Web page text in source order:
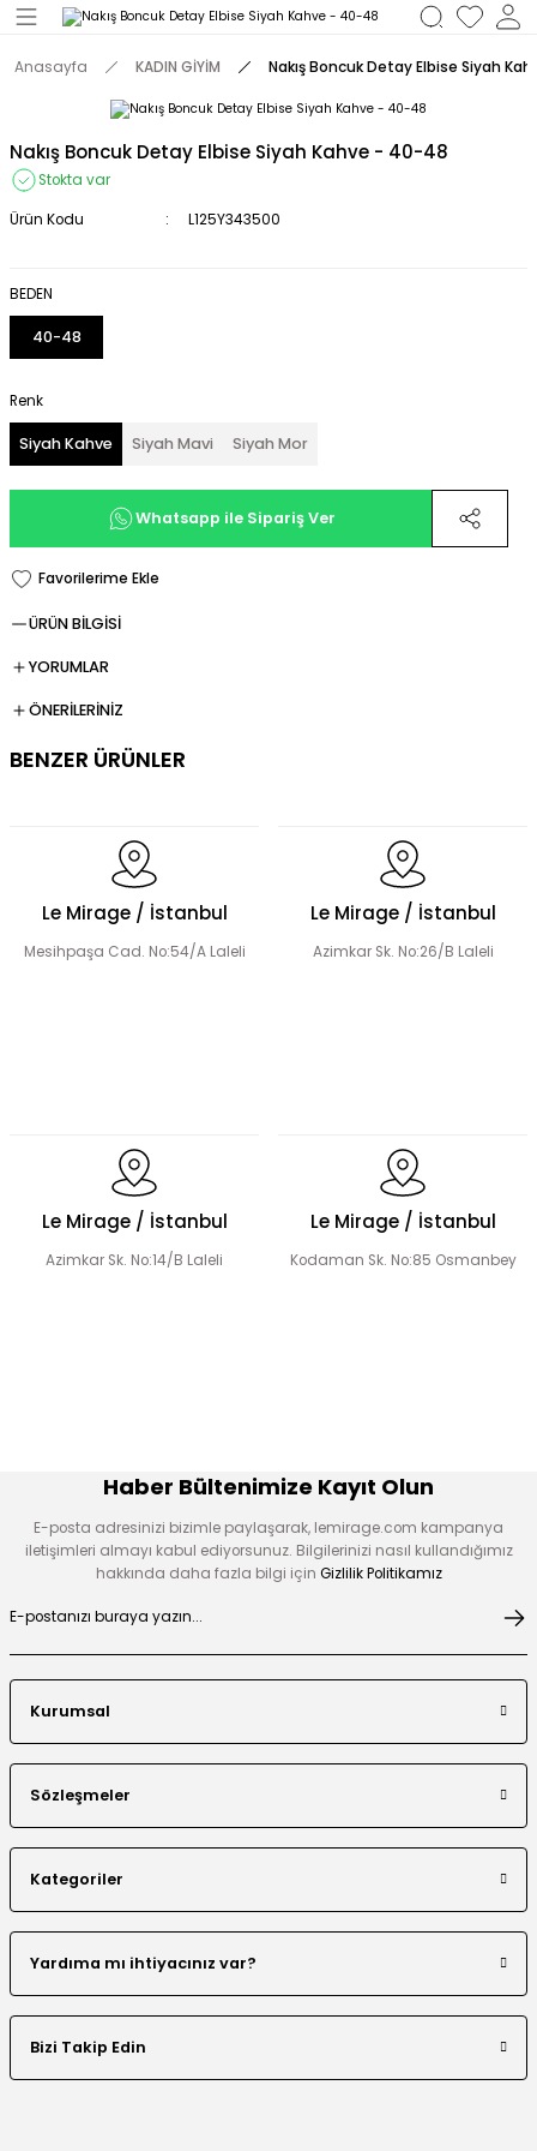
Geri Dön
Anasayfa KADIN GİYİM Nakış Boncuk Detay Elbise Siyah
Nakış Boncuk Detay Elbise Siyah Kahve - 40-48
Stokta var
Ürün Kodu L125Y343500
BEDEN
40-48
Renk
Siyah Kahve Siyah Mavi Siyah Mor
Whatsapp ile Sipariş Ver
ÜRÜN BİLGİSİ
YORUMLAR
ÖNERİLERİNİZ
BENZER ÜRÜNLER
Hakim Yaka Desenli Bomber Etek Takım
El Yapımı Boncuk İşlemeli Yakası Fırfırlı Ceket Etek Takım
Le Mirage / İstanbul
Mesihpaşa Cad. No:54/A Laleli
Le Mirage / İstanbul
Azimkar Sk. No:26/B Laleli
Le Mirage / İstanbul
Azimkar Sk. No:14/B Laleli
Le Mirage / İstanbul
Kodaman Sk. No:85 Osmanbey
Haber Bültenimize Kayıt Olun
E-posta adresinizi bizimle paylaşarak, lemirage.com kampanya
iletişimleri almayı kabul ediyorsunuz. Bilgilerinizi nasıl kullandığımız
hakkında daha fazla bilgi için Gizlilik Politikamız
Kurumsal
Sözleşmeler
Kategoriler
Yardıma mı ihtiyacınız var?
Bizi Takip Edin